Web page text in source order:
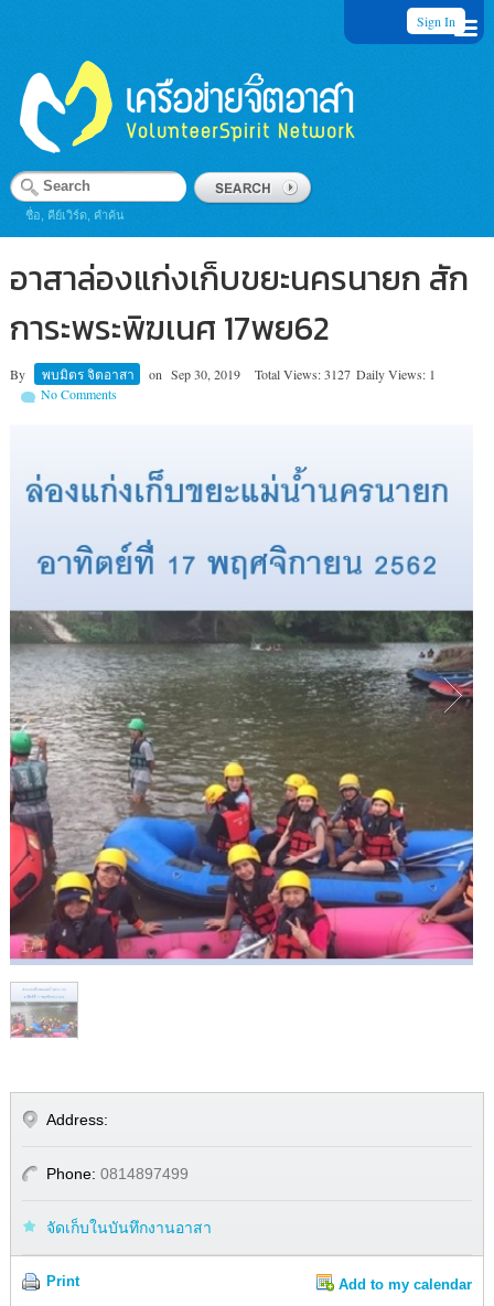
Sign In
ชื่อ, คีย์เวิร์ด, คำค้น
อาสาล่องแก่งเก็บขยะนครนายก สัก
การะพระพิฆเนศ 17พย62
By พบมิตร จิตอาสา on Sep 30, 2019 Total Views: 3127 Daily Views: 1
No Comments
1/1
Address:
Phone: 0814897499
จัดเก็บในบันทึกงานอาสา
Print Add to my calendar